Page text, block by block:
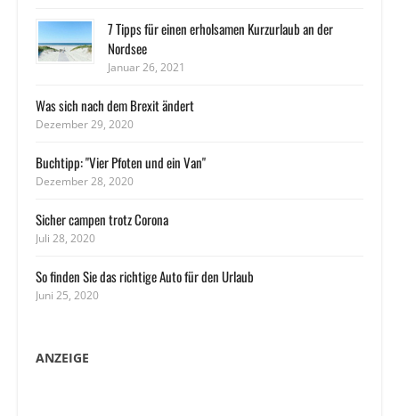
7 Tipps für einen erholsamen Kurzurlaub an der
Nordsee
Januar 26, 2021
Was sich nach dem Brexit ändert
Dezember 29, 2020
Buchtipp: "Vier Pfoten und ein Van"
Dezember 28, 2020
Sicher campen trotz Corona
Juli 28, 2020
So finden Sie das richtige Auto für den Urlaub
Juni 25, 2020
ANZEIGE